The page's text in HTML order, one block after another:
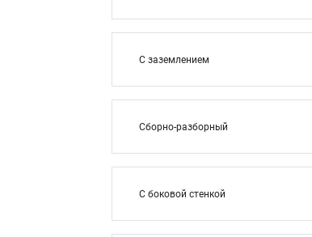
С заземлением
Сборно-разборный
С боковой стенкой